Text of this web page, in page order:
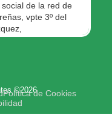
de la red de
vpte 3º del
Antón Acevedo, d
©2026
Política de Cookies